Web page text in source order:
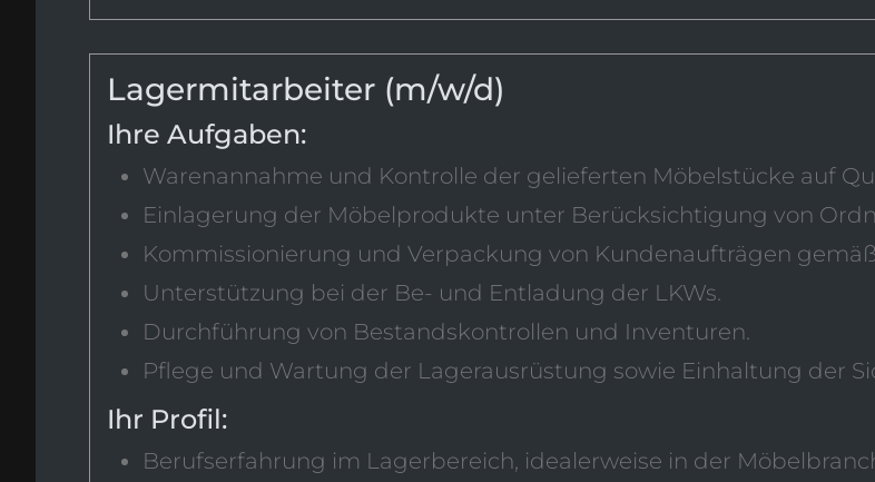
Lagermitarbeiter (m/w/d)
Ihre Aufgaben:
Warenannahme und Kontrolle der gelieferten Möbelstücke auf
Einlagerung der Möbelprodukte unter Berücksichtigung von
Kommissionierung und Verpackung von Kundenaufträgen
Unterstützung bei der Be- und Entladung der LKWs.
Durchführung von Bestandskontrollen und Inventuren.
Pflege und Wartung der Lagerausrüstung sowie Einhaltung der
Ihr Profil:
Berufserfahrung im Lagerbereich, idealerweise in der